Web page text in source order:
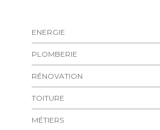
ENERGIE
PLOMBERIE
RÉNOVATION
TOITURE
MÉTIERS